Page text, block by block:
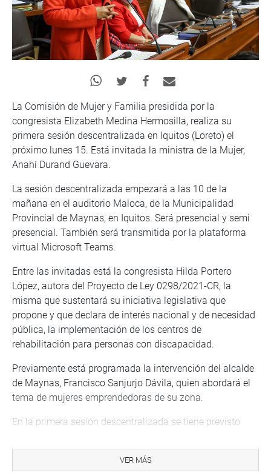
La Comisión de Mujer y Familia presidida por la
congresista Elizabeth Medina Hermosilla, realiza su
primera sesión descentralizada en Iquitos (Loreto) el
próximo lunes 15. Está invitada la ministra de la Mujer,
Anahí Durand Guevara.
La sesión descentralizada empezará a las 10 de la
mañana en el auditorio Maloca, de la Municipalidad
Provincial de Maynas, en Iquitos. Será presencial y semi
presencial. También será transmitida por la plataforma
virtual Microsoft Teams.
Entre las invitadas está la congresista Hilda Portero
López, autora del Proyecto de Ley 0298/2021-CR, la
misma que sustentará su iniciativa legislativa que
propone y que declara de interés nacional y de necesidad
pública, la implementación de los centros de
rehabilitación para personas con discapacidad.
Previamente está programada la intervención del alcalde
de Maynas, Francisco Sanjurjo Dávila, quien abordará el
tema de mujeres emprendedoras de su zona.
En la primera sesión descentralizada se tiene previsto
emprender, de las mujeres de la amazonia, así como la
situación e implementación de un registro de niños y
VER MÁS